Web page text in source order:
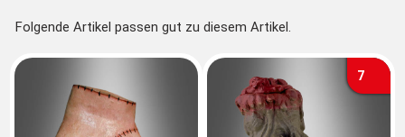
Folgende Artikel passen gut zu diesem Artikel.
7